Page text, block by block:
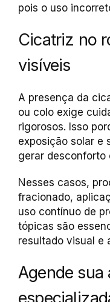
pois o uso
Cicatriz no
visíveis
A presença da
ou colo exige
rigorosos. Isso
exposição solar e
gerar desconforto
Nesses casos,
fracionado,
uso contínuo de
tópicas são
resultado visual e
Agende sua